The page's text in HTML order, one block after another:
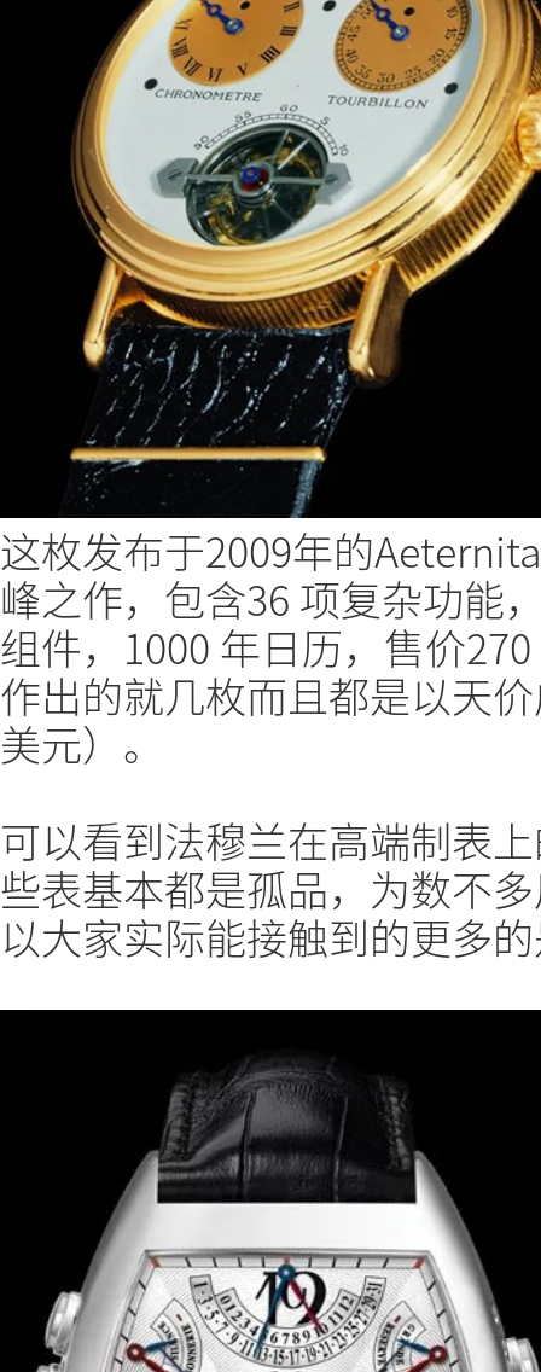
这枚发布于2009年的
峰之作，包含36 项复杂功能
组件，1000 年日历，售价
作出的就几枚而且都是以天
美元）。
可以看到法穆兰在高端制表
些表基本都是孤品，为数不
以大家实际能接触到的更多